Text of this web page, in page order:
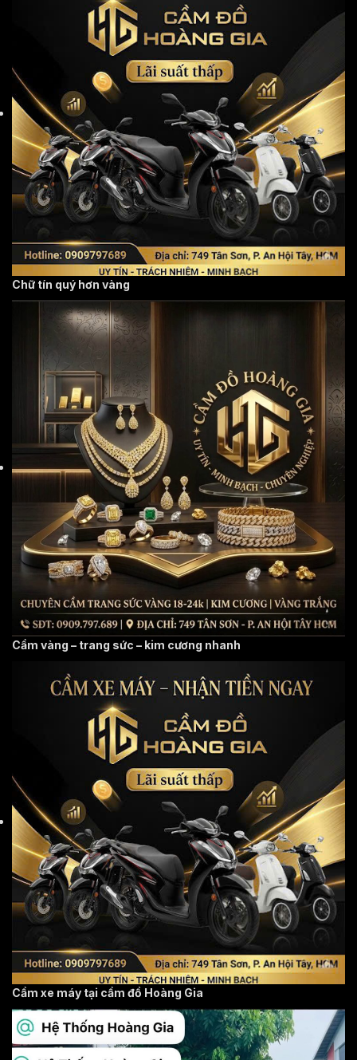
Chữ tín quý hơn vàng
Cầm vàng – trang sức – kim cương nhanh
Cầm xe máy tại cầm đồ Hoàng Gia